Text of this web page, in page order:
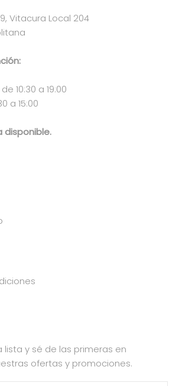
Vitacura Local 204
10:30 a 19:00
a 15:00
disponible.
lista y sé de las primeras en
ofertas y promociones.